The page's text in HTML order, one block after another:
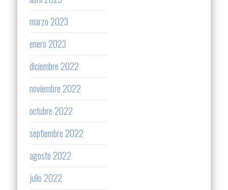
marzo 2023
enero 2023
diciembre 2022
noviembre 2022
octubre 2022
septiembre 2022
agosto 2022
julio 2022